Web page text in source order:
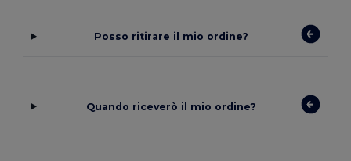
Posso ritirare il mio ordine?
Quando riceverò il mio ordine?